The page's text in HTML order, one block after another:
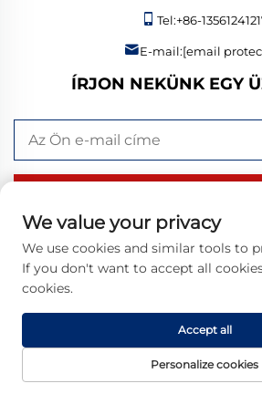
Tel:+86-
E-mail:[email
ÍRJON NEKÜNK EGY
Szerzői jog © 2026 Bangzheng
Manufacturing Co., Ltd. Minden jog
szabályzat
We value your privacy
We use cookies and similar tools to
If you don't want to accept all
cookies.
Personalize cookies
Accept all